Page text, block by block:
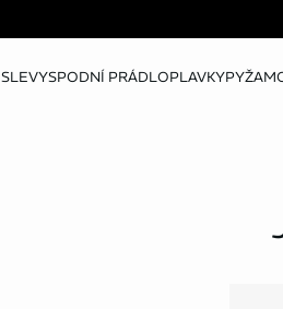
SLEVYSPODNÍ PRÁDLOPLAVKY